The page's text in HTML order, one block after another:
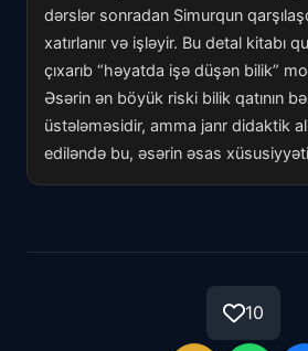
dərslər sonradan Simurqun
xatırlanır və işləyir. Bu detal kitabı
çıxarıb “həyatda işə düşən bilik”
Əsərin ən böyük riski bilik qatının
üstələməsidir, amma janr didaktik
ediləndə bu, əsərin əsas
10